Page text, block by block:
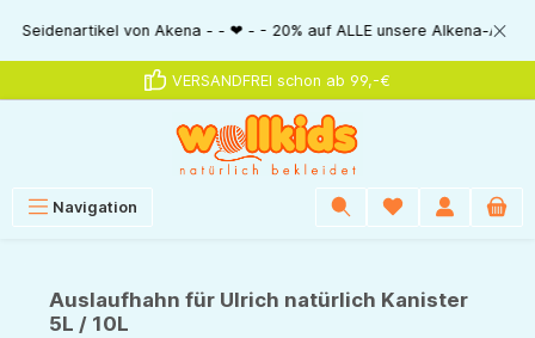
springenvon Akena - - ❤ - - 20% auf ALLE unsere Alkena-Artikel
VERSANDFREI schon ab 99,-€
Navigation
Auslaufhahn für Ulrich natürlich Kanister
5L / 10L